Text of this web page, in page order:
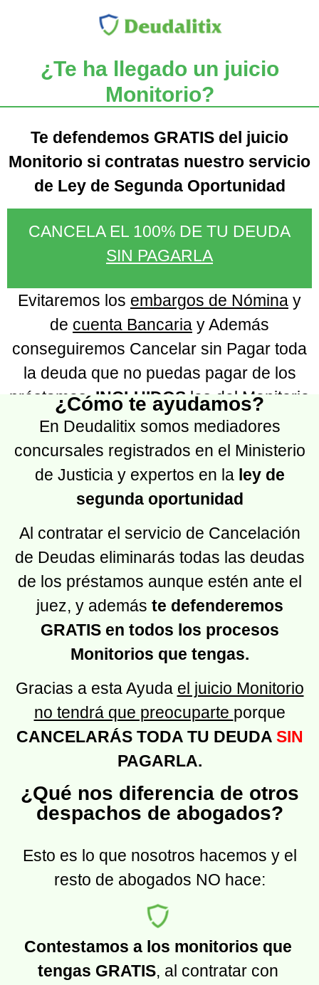
¿Te ha llegado un juicio
Monitorio?
Te defendemos GRATIS del juicio
Monitorio si contratas nuestro servicio
de Ley de Segunda Oportunidad
CANCELA EL 100% DE TU DEUDA
SIN PAGARLA
Evitaremos los embargos de Nómina y
de cuenta Bancaria y Además
conseguiremos Cancelar sin Pagar toda
la deuda que no puedas pagar de los
préstamos,INCLUIDOSlos del Monitorio
¿Cómo te ayudamos?
En Deudalitix somos mediadores
concursales registrados en el Ministerio
de Justicia y expertos en la ley de
segunda oportunidad
Al contratar el servicio de Cancelación
de Deudas eliminarás todas las deudas
de los préstamos aunque estén ante el
juez, y además te defenderemos
GRATIS en todos los procesos
Monitorios que tengas.
Gracias a esta Ayuda el juicio Monitorio
no tendrá que preocuparte porque
CANCELARÁS TODA TU DEUDA SIN
PAGARLA.
¿Qué nos diferencia de otros
despachos de abogados?
Esto es lo que nosotros hacemos y el
resto de abogados NO hace:
Contestamos a los monitorios que
tengas GRATIS, al contratar con